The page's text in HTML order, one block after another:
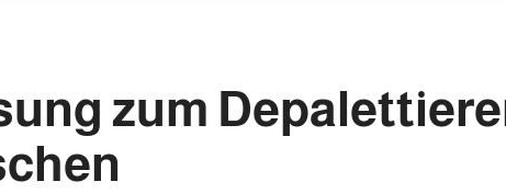
zum